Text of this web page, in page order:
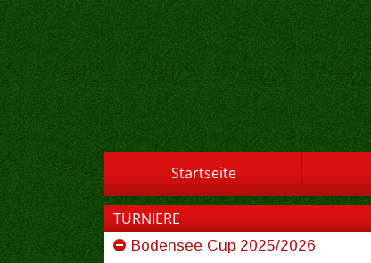
Startseite
TURNIERE
Bodensee Cup 2025/2026